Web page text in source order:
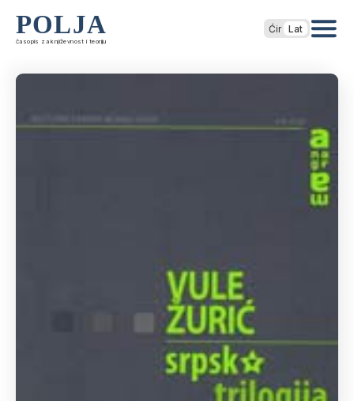
POLJA
časopis za književnost i teoriju
Ćir Lat